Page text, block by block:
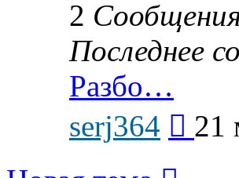
2
Последнее
Разбо…
serj364
21